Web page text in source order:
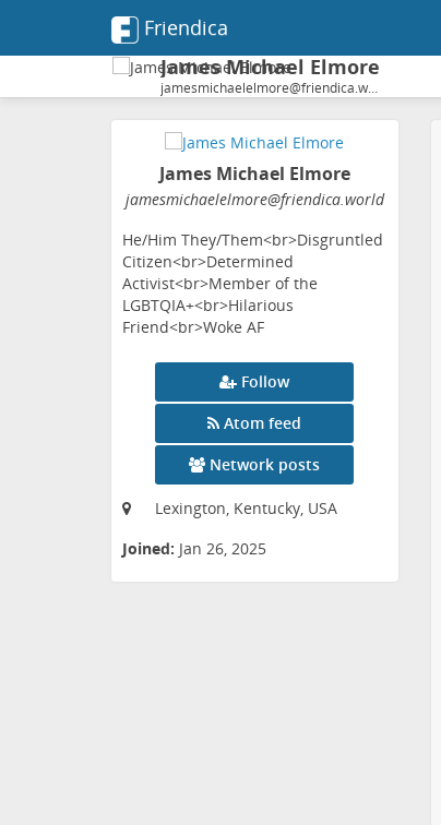
Friendica
James Michael Elmore
jamesmichaelelmore@friendica.world
James Michael Elmore
jamesmichaelelmore@friendica.world
He/Him They/Them<br>Disgruntled
Citizen<br>Determined
Activist<br>Member of the
LGBTQIA+<br>Hilarious
Friend<br>Woke AF
Follow
Atom feed
Network posts
Lexington, Kentucky, USA
Joined: Jan 26, 2025